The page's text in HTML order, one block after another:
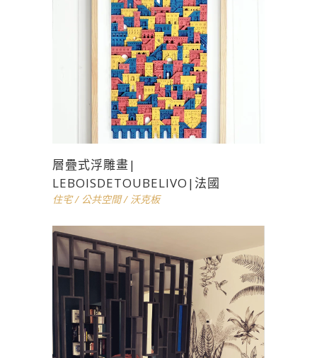
層疊式浮雕畫|
LEBOISDETOUBELIVO|法國
住宅/ 公共空間/ 沃克板